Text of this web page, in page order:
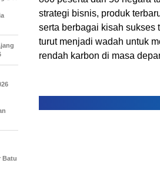
strategi bisnis, produk
serta berbagai kisah sukses
turut menjadi wadah untuk
rendah karbon di masa
Batu